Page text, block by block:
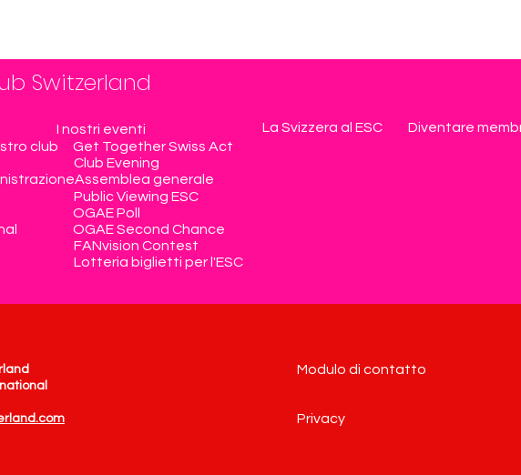
Switzerland
I nostri eventi Diventare
La Svizzera al ESC
club
Get Together Swiss Act
Club Evening
Assemblea generale
Public Viewing ESC
OGAE Poll
OGAE Second Chance
FANvision Contest
Lotteria biglietti per l'ESC
Modulo di contatto
Privacy